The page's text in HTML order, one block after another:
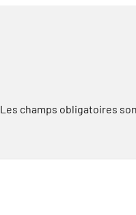
Les champs obligatoires